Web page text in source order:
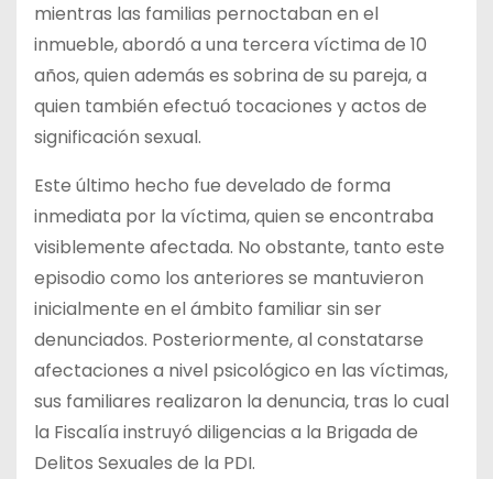
mientras las familias pernoctaban en el
inmueble, abordó a una tercera víctima de 10
años, quien además es sobrina de su pareja, a
quien también efectuó tocaciones y actos de
significación sexual.
Este último hecho fue develado de forma
inmediata por la víctima, quien se encontraba
visiblemente afectada. No obstante, tanto este
episodio como los anteriores se mantuvieron
inicialmente en el ámbito familiar sin ser
denunciados. Posteriormente, al constatarse
afectaciones a nivel psicológico en las víctimas,
sus familiares realizaron la denuncia, tras lo cual
la Fiscalía instruyó diligencias a la Brigada de
Delitos Sexuales de la PDI.